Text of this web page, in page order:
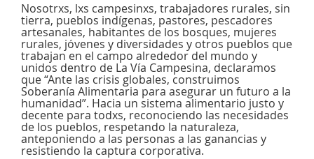
Nosotrxs, lxs campesinxs, trabajadores rurales, sin
tierra, pueblos indígenas, pastores, pescadores
artesanales, habitantes de los bosques, mujeres
rurales, jóvenes y diversidades y otros pueblos que
trabajan en el campo alrededor del mundo y
unidos dentro de La Vía Campesina, declaramos
que “Ante las crisis globales, construimos
Soberanía Alimentaria para asegurar un futuro a la
humanidad”. Hacia un sistema alimentario justo y
decente para todxs, reconociendo las necesidades
de los pueblos, respetando la naturaleza,
anteponiendo a las personas a las ganancias y
resistiendo la captura corporativa.